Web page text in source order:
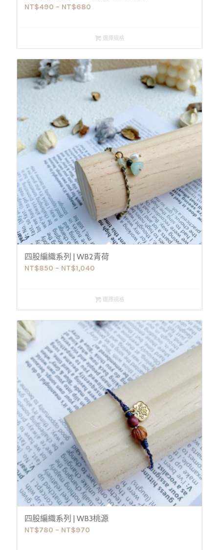
NT$490 – NT$680
選擇規格
四股編織系列 | WB2青荷
NT$850 – NT$1,040
選擇規格
四股編織系列 | WB3桃源
NT$780 – NT$970